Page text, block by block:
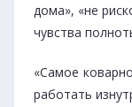
дома», «не
чувства
«Самое
работать